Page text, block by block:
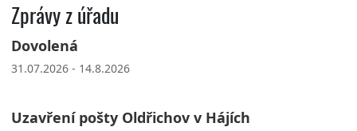
Zprávy z úřadu
Dovolená
31.07.2026 - 14.8.2026
Uzavření pošty Oldřichov v Hájích